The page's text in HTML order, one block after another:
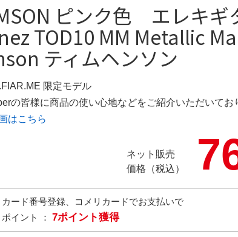
ピンク色 エレキギ
TOD10 MM Metallic
ティムヘンソン
限定モデル
の皆様に商品の使い心地などをご紹介いただいてお
はこちら
ネット販売
価格（税込）
カード番号登録、コメリカードでお支払いで
イント ： 7ポイント獲得